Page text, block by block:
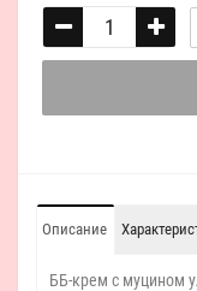
Описание
ББ-крем с муцином